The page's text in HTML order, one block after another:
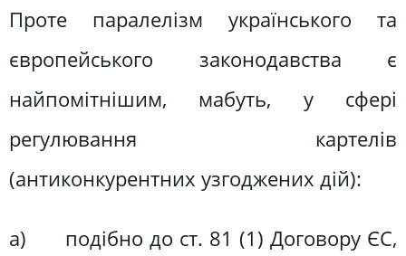
Проте паралелізм українського та
європейського законодавства є
найпомітнішим, мабуть, у сфері
регулювання картелів
(антиконкурентних узгоджених дій):
а) подібно до ст. 81 (1) Договору ЄС,